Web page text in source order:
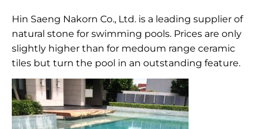
Hin Saeng Nakorn Co., Ltd. is a leading supplier of
natural stone for swimming pools. Prices are only
slightly higher than for medoum range ceramic
tiles but turn the pool in an outstanding feature.